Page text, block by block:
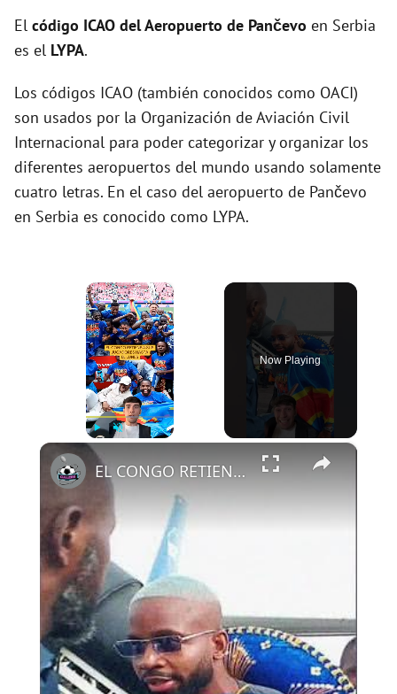
El código ICAO delAeropuerto de Pančevo en Serbia
es el LYPA.
Los códigos ICAO (también conocidos como OACI)
son usados por la Organización de Aviación Civil
Internacional para poder categorizar y organizar los
diferentes aeropuertos del mundo usando solamente
cuatro letras. En el caso del aeropuerto de Pančevo
en Serbia es conocido como LYPA.
×
Now Playing
×
EL CONGO RETIENE A SUS JUGADORES HASTA EL LUNES